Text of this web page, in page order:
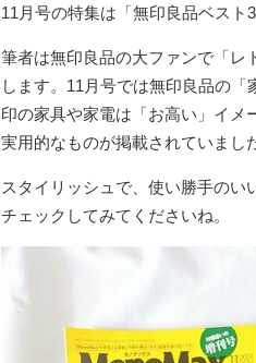
11月号の特集は「無印良品ベスト
筆者は無印良品の大ファンで「レ
します。11月号では無印良品の
印の家具や家電は「お高い」イメ
実用的なものが掲載されていまし
スタイリッシュで、使い勝手のい
チェックしてみてくださいね。